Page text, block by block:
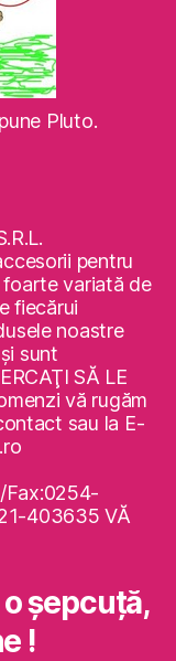
Pluto.
pentru
foarte variată de
fiecărui
noastre
sunt
SĂ LE
vă rugăm
sau la E-
Fax:0254-
403635 VĂ
şepcuţă,
!